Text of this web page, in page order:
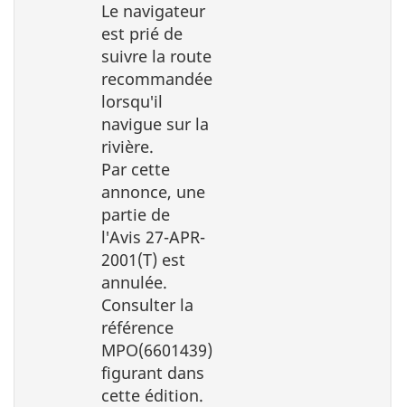
Le navigateur
est prié de
suivre la route
recommandée
lorsqu′il
navigue sur la
rivière.
Par cette
annonce, une
partie de
l′Avis 27-APR-
2001(T) est
annulée.
Consulter la
référence
MPO(6601439)
figurant dans
cette édition.